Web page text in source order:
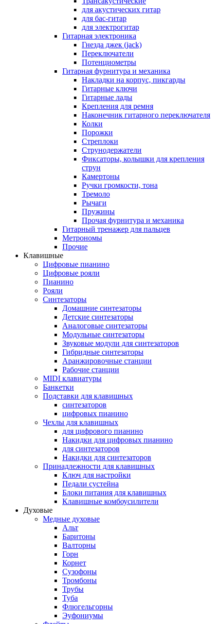
для акустических гитар
для бас-гитар
для электрогитар
Гитарная электроника
Гнезда джек (jack)
Переключатели
Потенциометры
Гитарная фурнитура и механика
Накладки на корпус, пикгарды
Гитарные ключи
Гитарные лады
Крепления для ремня
Наконечник гитарного переключателя
Колки
Порожки
Стреплоки
Струнодержатели
Фиксаторы, колышки для крепления
струн
Камертоны
Ручки громкости, тона
Тремоло
Рычаги
Пружины
Прочая фурнитура и механика
Гитарный тренажер для пальцев
Метрономы
Прочие
Клавишные
Цифровые пианино
Цифровые рояли
Пианино
Рояли
Синтезаторы
Домашние синтезаторы
Детские синтезаторы
Аналоговые синтезаторы
Модульные синтезаторы
Звуковые модули для синтезаторов
Гибридные синтезаторы
Аранжировочные станции
Рабочие станции
MIDI клавиатуры
Банкетки
Подставки для клавишных
синтезаторов
цифровых пианино
Чехлы для клавишных
для цифрового пианино
Накидки для цифровых пианино
для синтезаторов
Накидки для синтезаторов
Принадлежности для клавишных
Ключ для настройки
Педали сустейна
Блоки питания для клавишных
Клавишные комбоусилители
Духовые
Медные духовые
Альт
Баритоны
Валторны
Горн
Корнет
Сузофоны
Тромбоны
Трубы
Туба
Флюгельгорны
Эуфониумы